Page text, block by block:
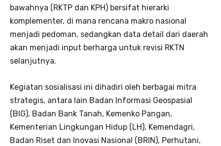
bawahnya (RKTP dan KPH) bersifat hierarki
komplementer, di mana rencana makro nasional
menjadi pedoman, sedangkan data detail dari daerah
akan menjadi input berharga untuk revisi RKTN
selanjutnya.
Kegiatan sosialisasi ini dihadiri oleh berbagai mitra
strategis, antara lain Badan Informasi Geospasial
(BIG), Badan Bank Tanah, Kemenko Pangan,
Kementerian Lingkungan Hidup (LH), Kemendagri,
Badan Riset dan Inovasi Nasional (BRIN), Perhutani,